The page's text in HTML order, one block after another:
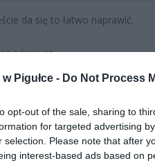
Pigułce - Do Not Process
opt-out of the sale, sharing to
for targeted advertising
selection. Please note that after
interest-based ads based on
da się to łatwo naprawić.
RÓWNIEŻ:
3600 zł miesięcznie
2026 19:29
podniesie próg 500 plus dla
wypłata przy emeryturze